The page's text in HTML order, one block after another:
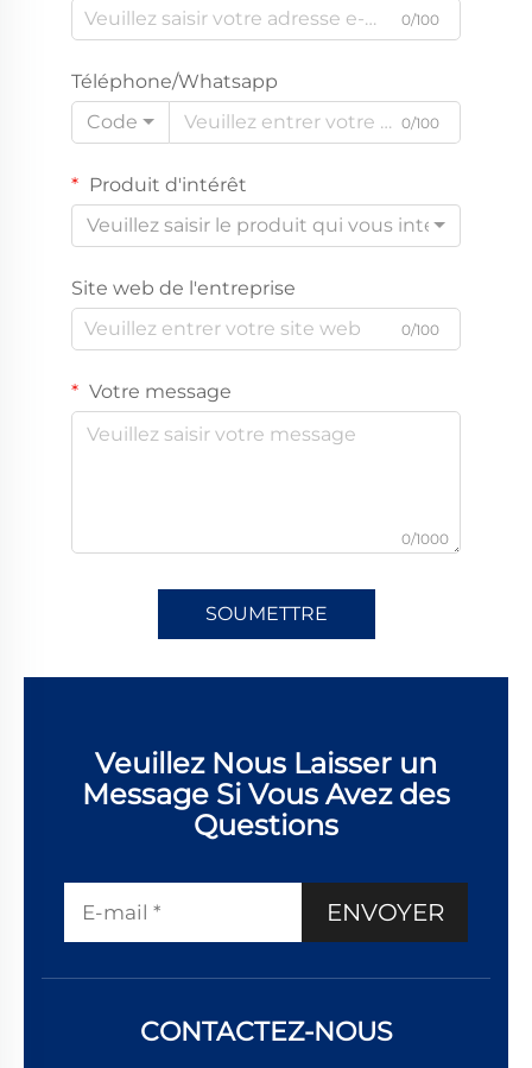
0/100
Téléphone/Whatsapp
Code
0/100
Produit d'intérêt
Veuillez saisir le produit qui vous intéresse
Site web de l'entreprise
0/100
Votre message
0/1000
SOUMETTRE
Veuillez Nous Laisser un
Message Si Vous Avez des
Questions
ENVOYER
CONTACTEZ-NOUS